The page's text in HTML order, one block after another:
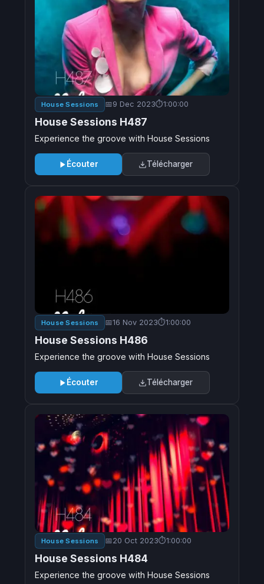
House Sessions 9 Dec 2023 1:00:00
House Sessions H487
Experience the groove with House Sessions
Écouter Télécharger
House Sessions 16 Nov 2023 1:00:00
House Sessions H486
Experience the groove with House Sessions
Écouter Télécharger
House Sessions 20 Oct 2023 1:00:00
House Sessions H484
Experience the groove with House Sessions